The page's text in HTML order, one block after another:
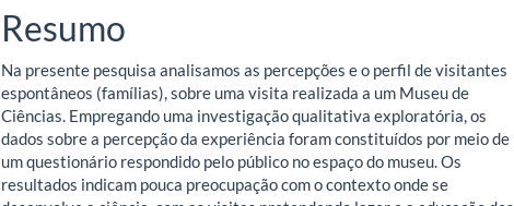
Resumo
Na presente pesquisa analisamos as percepções e o perfil de visitantes
espontâneos (famílias), sobre uma visita realizada a um Museu de
Ciências. Empregando uma investigação qualitativa exploratória, os
dados sobre a percepção da experiência foram constituídos por meio de
um questionário respondido pelo público no espaço do museu. Os
resultados indicam pouca preocupação com o contexto onde se